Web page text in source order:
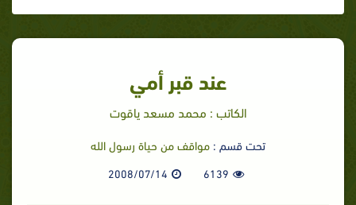
عند قبر أمي
الكاتب : محمد مسعد ياقوت
تحت قسم : مواقف من حياة رسول الله
6139
2008/07/14